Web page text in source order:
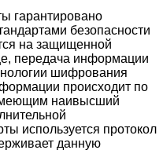
гарантировано
безопасности
на защищенной
передача информации
шифрования
происходит по
наивысший
используется протокол
данную